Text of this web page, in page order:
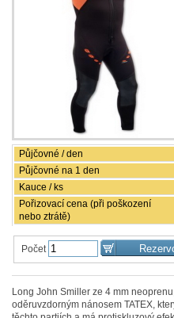
Půjčovné / den
Půjčovné na 1 den
Kauce / ks
Pořizovací cena (při poškození
nebo ztrátě)
Počet
Long John Smiller ze 4 mm
oděruvzdorným nánosem TATEX,